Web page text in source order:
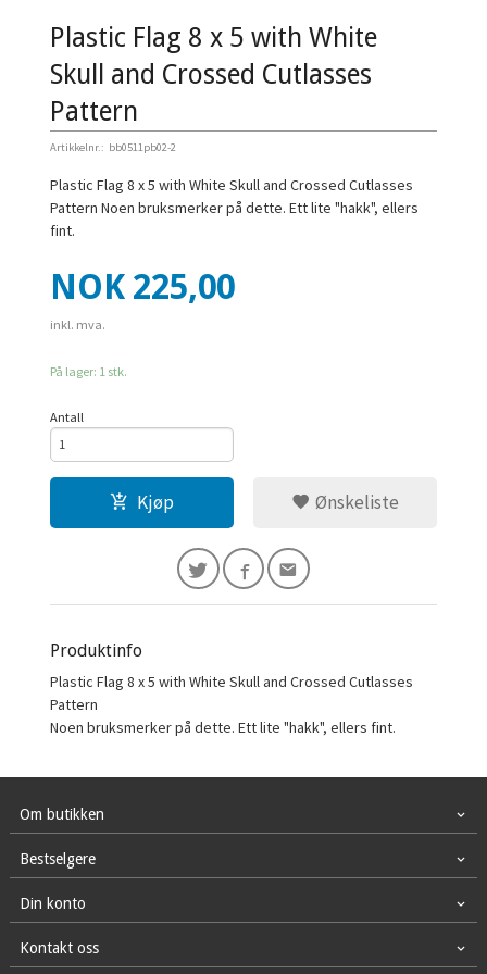
Plastic Flag 8 x 5 with White
Skull and Crossed Cutlasses
Pattern
Artikkelnr.: bb0511pb02-2
Plastic Flag 8 x 5 with White Skull and Crossed Cutlasses
Pattern Noen bruksmerker på dette. Ett lite "hakk", ellers
fint.
Pris
NOK 225,00
inkl. mva.
På lager: 1 stk.
Antall
Kjøp Ønskeliste
Produktinfo
Plastic Flag 8 x 5 with White Skull and Crossed Cutlasses
Pattern
Noen bruksmerker på dette. Ett lite "hakk", ellers fint.
Om butikken
Bestselgere
Din konto
Kontakt oss